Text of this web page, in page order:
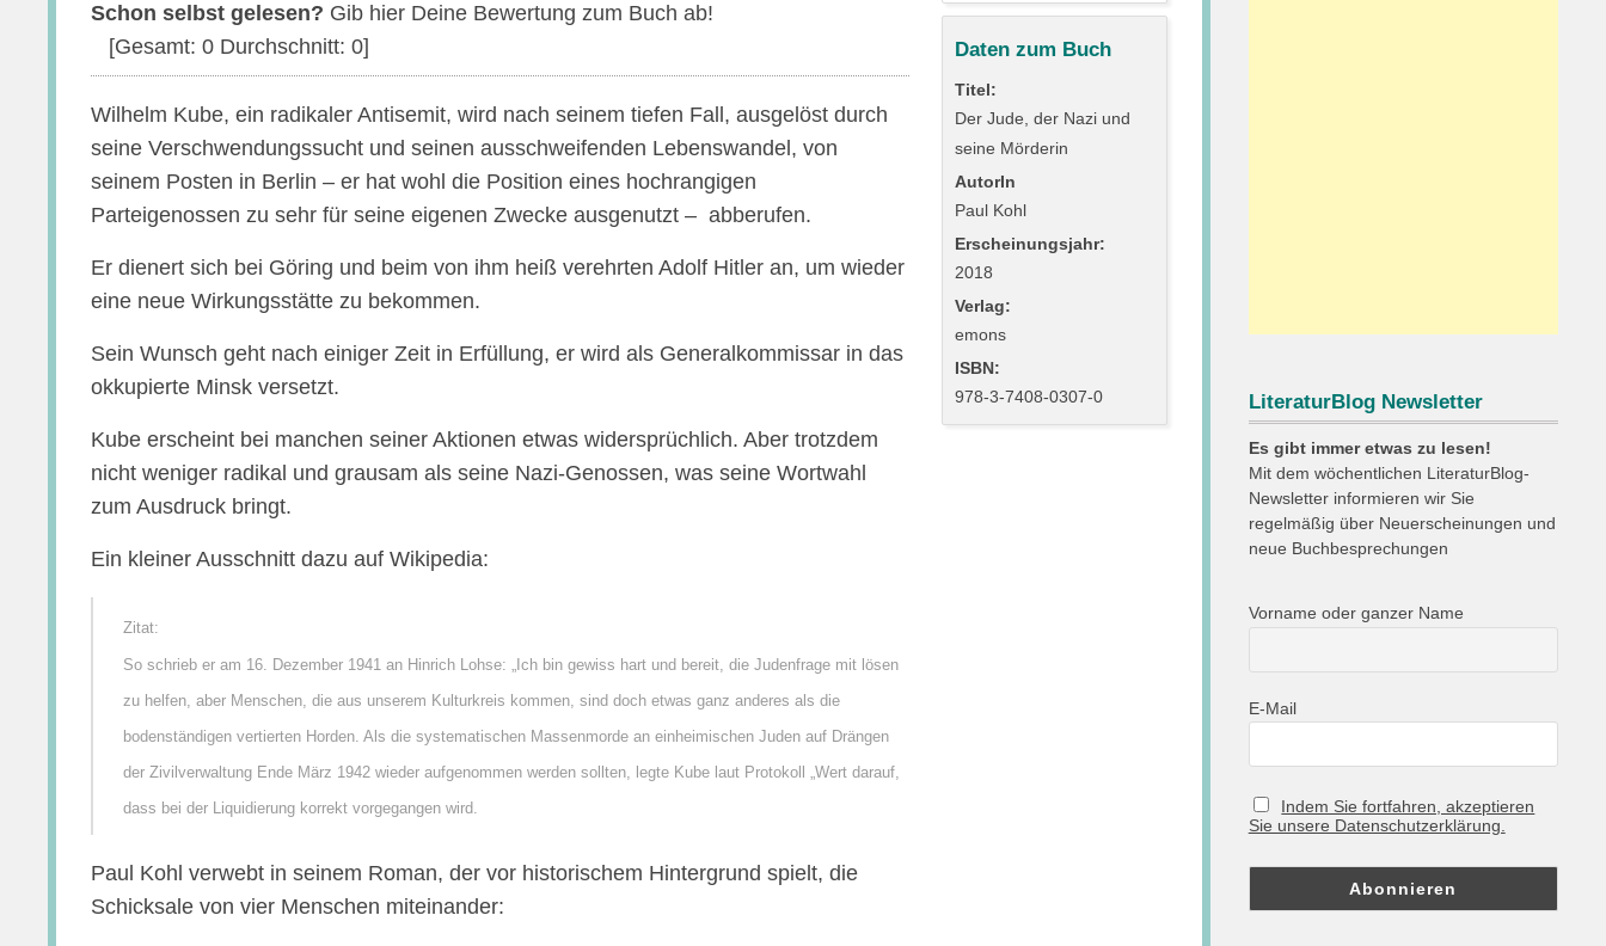
Schon selbst gelesen? Gib hier Deine Bewertung zum Buch ab!
[Gesamt:0 Durchschnitt:0]
Wilhelm Kube, ein radikaler Antisemit, wird nach seinem tiefen Fall, ausgelöst durch
seine Verschwendungssucht und seinen ausschweifenden Lebenswandel, von
seinem Posten in Berlin – er hat wohl die Position eines hochrangigen
Parteigenossen zu sehr für seine eigenen Zwecke ausgenutzt – abberufen.
Er dienert sich bei Göring und beim von ihm heiß verehrten Adolf Hitler an, um wieder
eine neue Wirkungsstätte zu bekommen.
Sein Wunsch geht nach einiger Zeit in Erfüllung, er wird als Generalkommissar in das
okkupierte Minsk versetzt.
Kube erscheint bei manchen seiner Aktionen etwas widersprüchlich. Aber trotzdem
nicht weniger radikal und grausam als seine Nazi-Genossen, was seine Wortwahl
zum Ausdruck bringt.
Ein kleiner Ausschnitt dazu auf Wikipedia:
So schrieb er am 16. Dezember 1941 an Hinrich Lohse: „Ich bin gewiss hart und bereit, die Judenfrage mit lösen
zu helfen, aber Menschen, die aus unserem Kulturkreis kommen, sind doch etwas ganz anderes als die
bodenständigen vertierten Horden. Als die systematischen Massenmorde an einheimischen Juden auf Drängen
der Zivilverwaltung Ende März 1942 wieder aufgenommen werden sollten, legte Kube laut Protokoll „Wert darauf,
dass bei der Liquidierung korrekt vorgegangen wird.
Paul Kohl verwebt in seinem Roman, der vor historischem Hintergrund spielt, die
Schicksale von vier Menschen miteinander:
Daten zum Buch
Titel:
Der Jude, der Nazi und
seine Mörderin
AutorIn
Paul Kohl
Erscheinungsjahr:
2018
Verlag:
emons
ISBN:
978-3-7408-0307-0
LiteraturBlog Newsletter
Es gibt immer etwas zu lesen!
Mit dem wöchentlichen LiteraturBlog-
Newsletter informieren wir Sie
regelmäßig über Neuerscheinungen und
neue Buchbesprechungen
Vorname oder ganzer Name
E-Mail
Indem Sie fortfahren, akzeptieren
Sie unsere Datenschutzerklärung.